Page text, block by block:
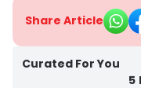
Share Article
Curated For You
5